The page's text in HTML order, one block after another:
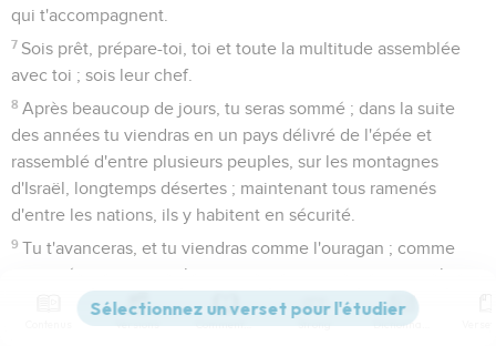
qui t'accompagnent.
7 Sois prêt, prépare-toi, toi et toute la multitude assemblée
avec toi ; sois leur chef.
8 Après beaucoup de jours, tu seras sommé ; dans la suite
des années tu viendras en un pays délivré de l'épée et
rassemblé d'entre plusieurs peuples, sur les montagnes
d'Israël, longtemps désertes ; maintenant tous ramenés
d'entre les nations, ils y habitent en sécurité.
9 Tu t'avanceras, et tu viendras comme l'ouragan ; comme
une nuée tu couvriras le pays, toi, toutes tes troupes et les
nombreux peuples qui sont avec toi.
Versions Commentaires Strong